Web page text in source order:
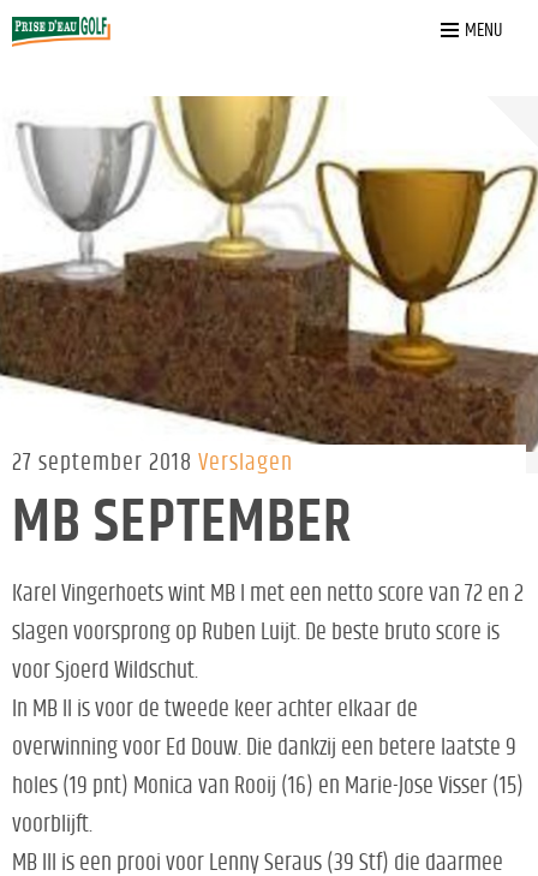
MENU
Home
27 september 2018 Verslagen
MB SEPTEMBER
Karel Vingerhoets wint MB I met een netto score van 72 en 2
slagen voorsprong op Ruben Luijt. De beste bruto score is
voor Sjoerd Wildschut.
In MB II is voor de tweede keer achter elkaar de
overwinning voor Ed Douw. Die dankzij een betere laatste 9
holes (19 pnt) Monica van Rooij (16) en Marie-Jose Visser (15)
voorblijft.
MB III is een prooi voor Lenny Seraus (39 Stf) die daarmee